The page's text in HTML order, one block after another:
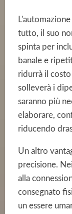
tutto, il suo
spinta per
banale e
ridurrà il
solleverà i
saranno più
elaborare,
riducendo
Un altro
precisione.
alla
consegnato
un essere